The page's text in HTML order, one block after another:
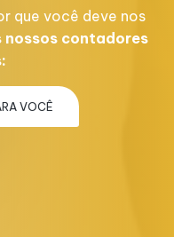
que você deve nos
nossos contadores
VOCÊ